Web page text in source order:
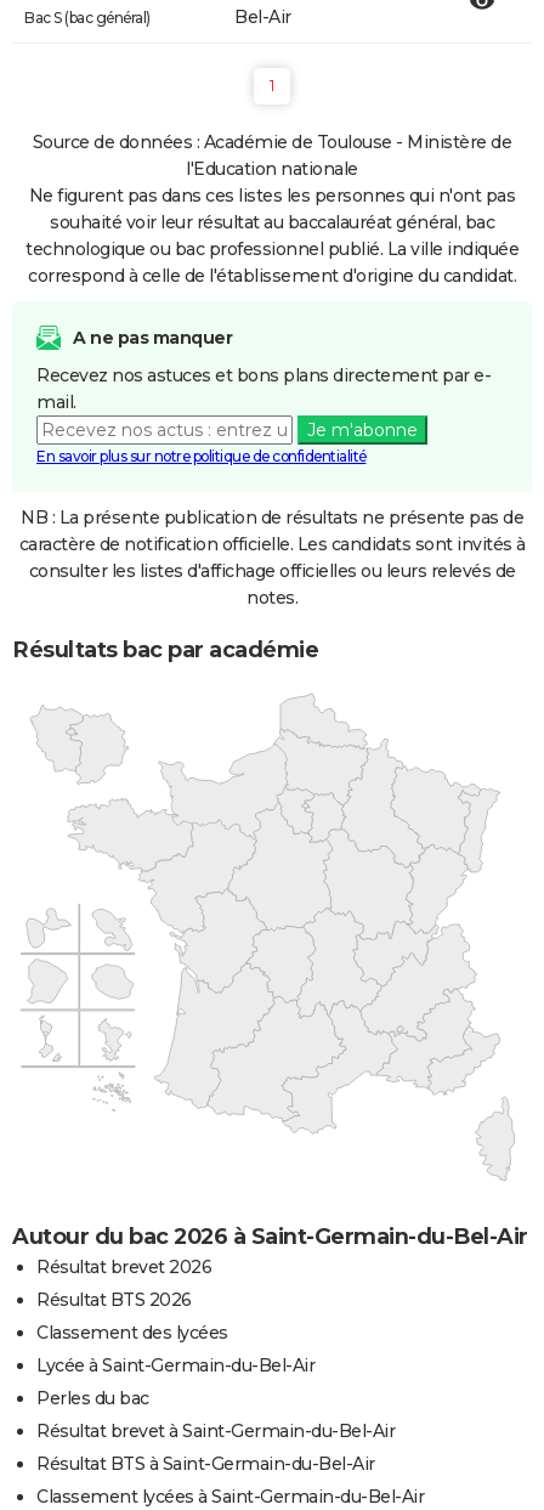
Bac S (bac général)
Bel-Air
1
Source de données : Académie de Toulouse - Ministère de
l'Education nationale
Ne figurent pas dans ces listes les personnes qui n'ont pas
souhaité voir leur résultat au baccalauréat général, bac
technologique ou bac professionnel publié. La ville indiquée
correspond à celle de l'établissement d'origine du candidat.
A ne pas manquer
Recevez nos astuces et bons plans directement par e-
mail.
Je m'abonne
En savoir plus sur notre politique de confidentialité
NB : La présente publication de résultats ne présente pas de
caractère de notification officielle. Les candidats sont invités à
consulter les listes d'affichage officielles ou leurs relevés de
notes.
Résultats bac par académie
Autour du bac 2026 à Saint-Germain-du-Bel-Air
Résultat brevet 2026
Résultat BTS 2026
Classement des lycées
Lycée à Saint-Germain-du-Bel-Air
Perles du bac
Résultat brevet à Saint-Germain-du-Bel-Air
Résultat BTS à Saint-Germain-du-Bel-Air
Classement lycées à Saint-Germain-du-Bel-Air